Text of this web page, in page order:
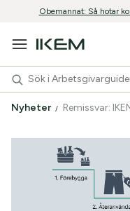
Obemannat: Så hotar
Nyheter Remissvar: